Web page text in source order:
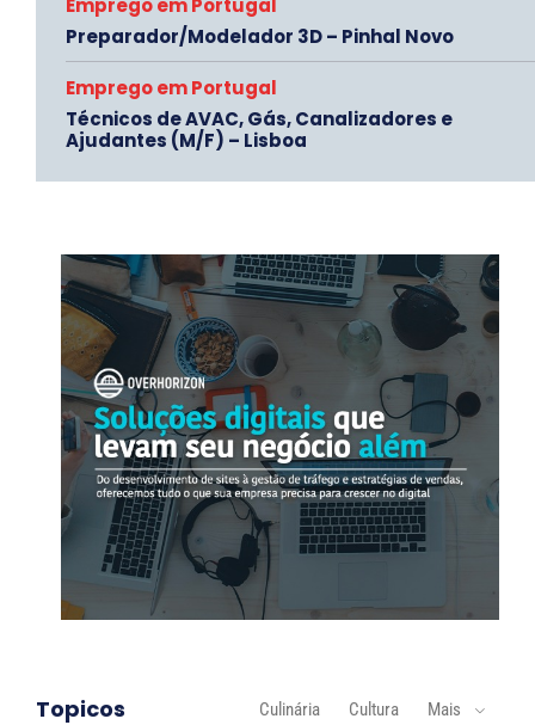
Emprego em Portugal
Preparador/Modelador 3D – Pinhal Novo
Emprego em Portugal
Técnicos de AVAC, Gás, Canalizadores e
Ajudantes (M/F) – Lisboa
Topicos Culinária Cultura Mais